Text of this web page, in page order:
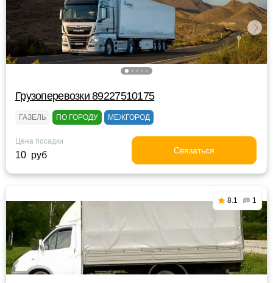
Грузоперевозки 89227510175
ГАЗЕЛЬ ПО ГОРОДУ МЕЖГОРОД
Цена посадки
10 руб Связаться
8.1 1